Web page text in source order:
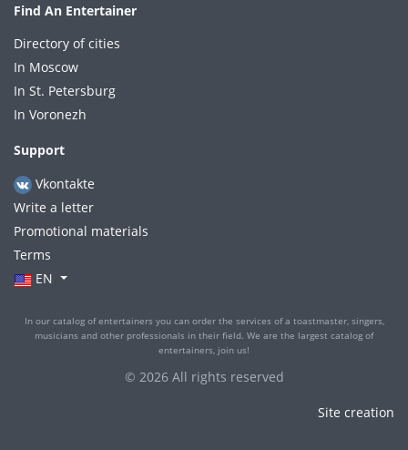
Find An Entertainer
Directory of cities
In Moscow
In St. Petersburg
In Voronezh
Support
Vkontakte
Write a letter
Promotional materials
Terms
EN
In our catalog of entertainers you can order the services of a toastmaster, singers,
musicians and other professionals in their field. We are the largest catalog of
entertainers, join us!
© 2026 All rights reserved
Site creation